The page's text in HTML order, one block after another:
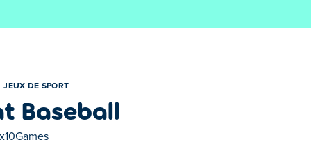
JEUX DE SPORT
Baseball